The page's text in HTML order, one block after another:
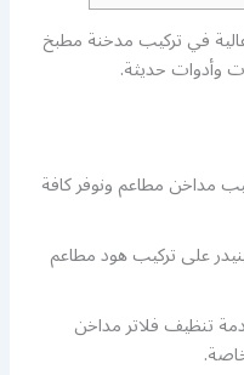
في تركيب مدخنة مطبخ
وأدوات حديثة.
مداخن مطاعم ونوفر كافة
على تركيب هود مطاعم
تنظيف فلاتر مداخن